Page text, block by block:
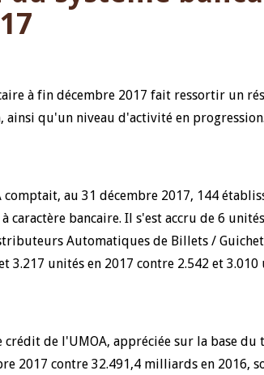
à fin décembre 2017 fait ressortir un
ainsi qu'un niveau d'activité en progression.
comptait, au 31 décembre 2017, 144
caractère bancaire. Il s'est accru de 6
Automatiques de Billets /
3.217 unités en 2017 contre 2.542 et 3.010
crédit de l'UMOA, appréciée sur la base
2017 contre 32.491,4 milliards en 2016,